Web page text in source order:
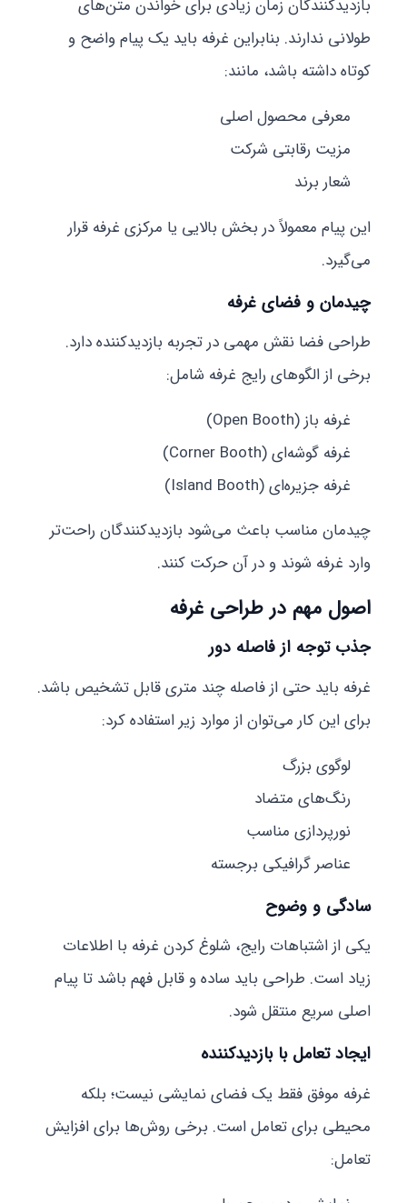
بازدیدکنندگان زمان زیادی برای خواندن متن‌های
طولانی ندارند. بنابراین غرفه باید یک پیام واضح و
کوتاه داشته باشد، مانند:
معرفی محصول اصلی
مزیت رقابتی شرکت
شعار برند
این پیام معمولاً در بخش بالایی یا مرکزی غرفه قرار
می‌گیرد.
چیدمان و فضای غرفه
طراحی فضا نقش مهمی در تجربه بازدیدکننده دارد.
برخی از الگوهای رایج غرفه شامل:
غرفه باز (Open Booth)
غرفه گوشه‌ای (Corner Booth)
غرفه جزیره‌ای (Island Booth)
چیدمان مناسب باعث می‌شود بازدیدکنندگان راحت‌تر
وارد غرفه شوند و در آن حرکت کنند.
اصول مهم در طراحی غرفه
جذب توجه از فاصله دور
غرفه باید حتی از فاصله چند متری قابل تشخیص باشد.
برای این کار می‌توان از موارد زیر استفاده کرد:
لوگوی بزرگ
رنگ‌های متضاد
نورپردازی مناسب
عناصر گرافیکی برجسته
سادگی و وضوح
یکی از اشتباهات رایج، شلوغ کردن غرفه با اطلاعات
زیاد است. طراحی باید ساده و قابل فهم باشد تا پیام
اصلی سریع منتقل شود.
ایجاد تعامل با بازدیدکننده
غرفه موفق فقط یک فضای نمایشی نیست؛ بلکه
محیطی برای تعامل است. برخی روش‌ها برای افزایش
تعامل: